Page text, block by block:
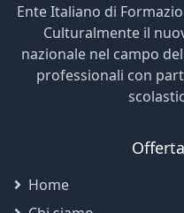
Ente Italiano di
Culturalmente il
nazionale nel campo
professionali con
Home